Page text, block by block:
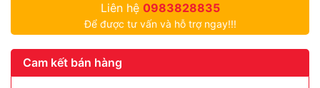
Liên hệ 0983828835
Để được tư vấn và hỗ trợ ngay!!!
Cam kết bán hàng